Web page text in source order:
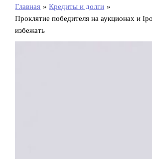
Главная
Кредиты и долги
Проклятие победителя на аукционах и
избежать